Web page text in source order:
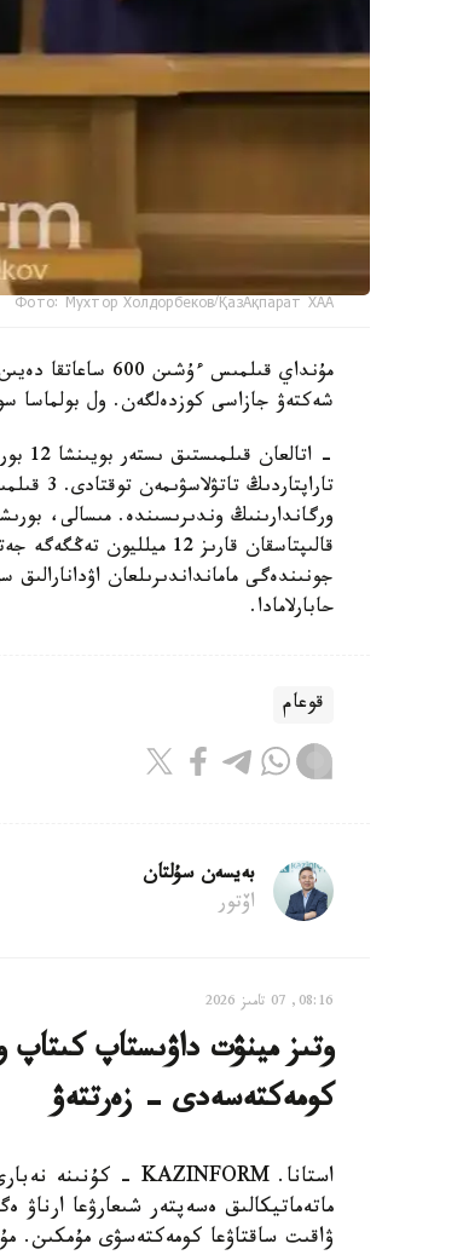
Фото: Мухтор Холдорбеков/ҚазАқпарат ХАА
مۇنداي قىلمىس
شەكتەۋ جازاسى كوزدەلگەن. ول بولماسا
قالىپتاسقان قارىز 12
حابارلامادا.
قوعام
بەيسەن سۇلتان
اۆتور
08:16, 07 تامىز 2026
وتىز مينۋت داۋىستاپ كىتاپ
كومەكتەسەدى - زەرتتەۋ
ماتەماتيكالىق ەسەپتەر شىعارۋعا